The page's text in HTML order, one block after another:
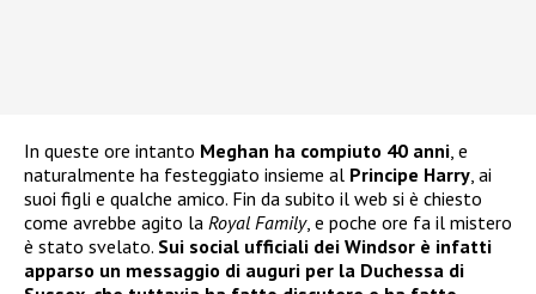
In queste ore intanto Meghan ha compiuto 40 anni, e
naturalmente ha festeggiato insieme al Principe Harry, ai
suoi figli e qualche amico. Fin da subito il web si è chiesto
come avrebbe agito la Royal Family, e poche ore fa il mistero
è stato svelato. Sui social ufficiali dei Windsor è infatti
apparso un messaggio di auguri per la Duchessa di